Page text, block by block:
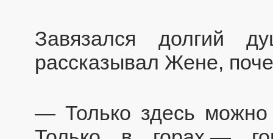
Завязался долгий
рассказывал Жене,
— Только здесь можно